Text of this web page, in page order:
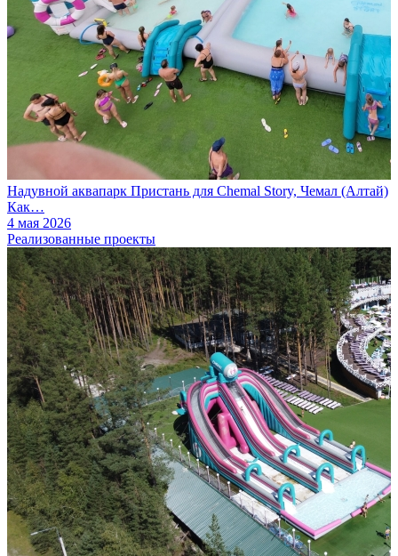
Надувной аквапарк Пристань для Chemal Story, Чемал (Алтай)
Как…
4 мая 2026
Реализованные проекты